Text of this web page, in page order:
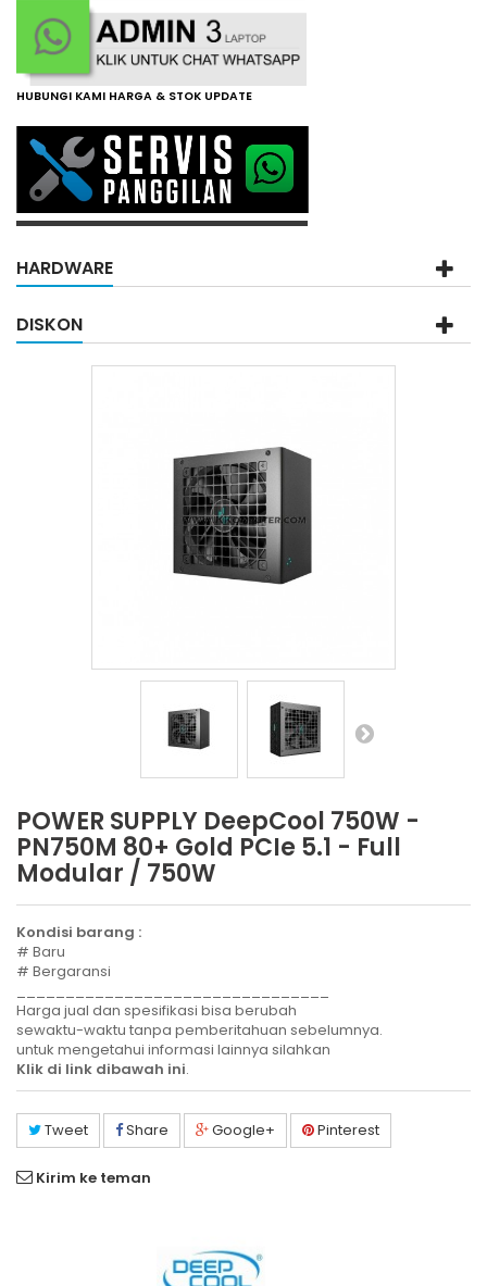
HUBUNGI KAMI HARGA & STOK UPDATE
HARDWARE
DISKON
POWER SUPPLY DeepCool 750W -
PN750M 80+ Gold PCIe 5.1 - Full
Modular / 750W
Kondisi barang :
# Baru
# Bergaransi
Harga jual dan spesifikasi bisa berubah
sewaktu-waktu tanpa pemberitahuan sebelumnya.
untuk mengetahui informasi lainnya silahkan
Klik di link dibawah ini.
Tweet Share Google+ Pinterest
Kirim ke teman